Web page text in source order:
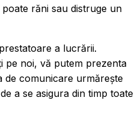
răni sau distruge un
a lucrării.
pe noi, vă putem prezenta
de comunicare urmărește
a se asigura din timp toate